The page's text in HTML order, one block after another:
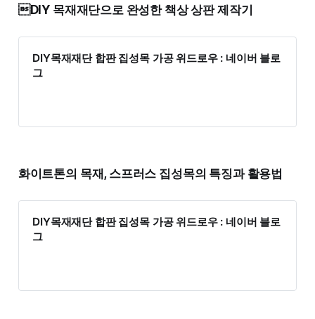
DIY 목재재단으로 완성한 책상 상판 제작기
DIY목재재단 합판 집성목 가공 위드로우 : 네이버 블로
그
화이트톤의 목재, 스프러스 집성목의 특징과 활용법
DIY목재재단 합판 집성목 가공 위드로우 : 네이버 블로
그